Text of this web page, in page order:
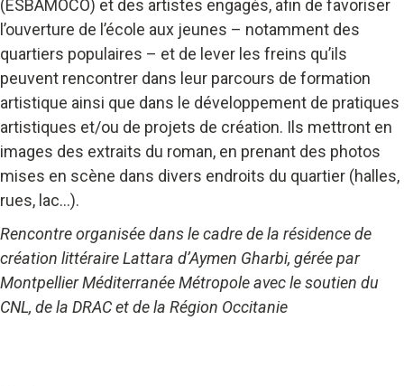
(ESBAMOCO) et des artistes engagés, afin de favoriser
l’ouverture de l’école aux jeunes – notamment des
quartiers populaires – et de lever les freins qu’ils
peuvent rencontrer dans leur parcours de formation
artistique ainsi que dans le développement de pratiques
artistiques et/ou de projets de création. Ils mettront en
images des extraits du roman, en prenant des photos
mises en scène dans divers endroits du quartier (halles,
rues, lac…).
Rencontre organisée dans le cadre de la résidence de
création littéraire Lattara d’Aymen Gharbi, gérée par
Montpellier Méditerranée Métropole avec le soutien du
CNL, de la DRAC et de la Région Occitanie